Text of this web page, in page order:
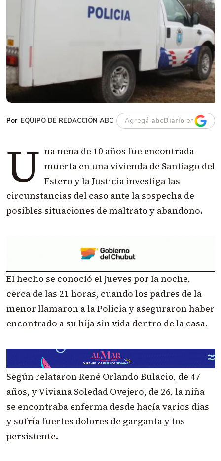
EQUIPO DE REDACCIÓN ABC Agregá abcDiario en
U na nena de 10 años fue encontrada
muerta en una vivienda de Santiago del
Estero y la Justicia investiga las
circunstancias del caso ante la sospecha de
posibles situaciones de maltrato y abandono.
El hecho se conoció el jueves por la noche,
cerca de las 21 horas, cuando los padres de la
menor llamaron a la Policía y aseguraron haber
encontrado a su hija sin vida dentro de la casa.
Según relataron René Orlando Bulacio, de 47
años, y Viviana Soledad Ovejero, de 26, la niña
se encontraba enferma desde hacía varios días
y sufría fuertes dolores de garganta y tos
persistente.